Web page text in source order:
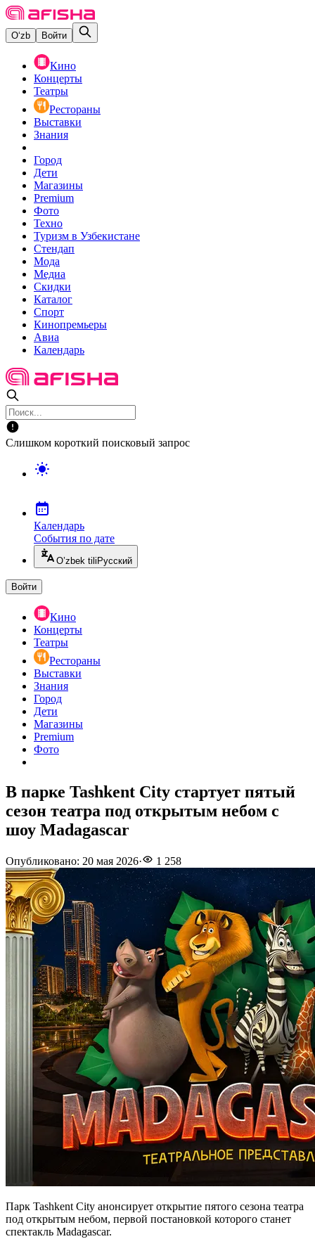
O‘zb Войти
Кино
Концерты
Театры
Рестораны
Выставки
Знания
Город
Дети
Магазины
Premium
Фото
Техно
Туризм в Узбекистане
Стендап
Мода
Медиа
Скидки
Каталог
Спорт
Кинопремьеры
Авиа
Календарь
Слишком короткий поисковый запрос
Календарь
События по дате
O’zbek tili Русский
Войти
Кино
Концерты
Театры
Рестораны
Выставки
Знания
Город
Дети
Магазины
Premium
Фото
В парке Tashkent City стартует пятый
сезон театра под открытым небом с
шоу Madagascar
Опубликовано: 20 мая 2026· 1 258
Парк Tashkent City анонсирует открытие пятого сезона театра
под открытым небом, первой постановкой которого станет
спектакль Madagascar.